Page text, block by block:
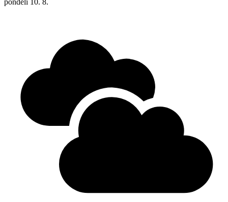
pondělí 10. 8.